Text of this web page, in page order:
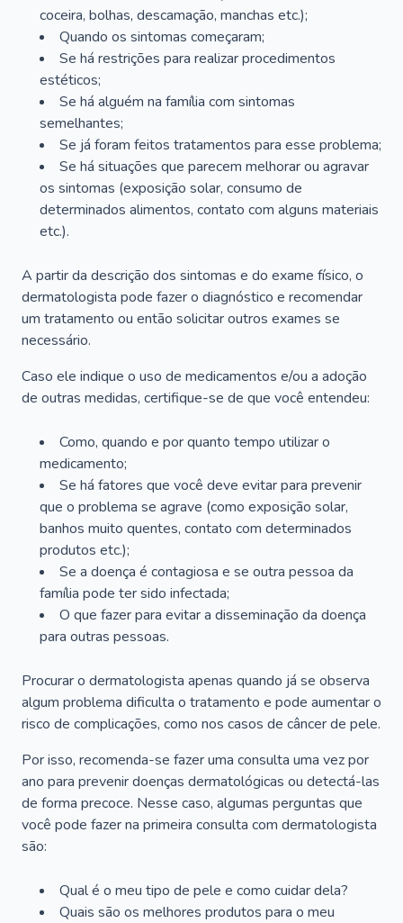
coceira, bolhas, descamação, manchas etc.);
Quando os sintomas começaram;
Se há restrições para realizar procedimentos
estéticos;
Se há alguém na família com sintomas
semelhantes;
Se já foram feitos tratamentos para esse problema;
Se há situações que parecem melhorar ou agravar
os sintomas (exposição solar, consumo de
determinados alimentos, contato com alguns materiais
etc.).
A partir da descrição dos sintomas e do exame físico, o
dermatologista pode fazer o diagnóstico e recomendar
um tratamento ou então solicitar outros exames se
necessário.
Caso ele indique o uso de medicamentos e/ou a adoção
de outras medidas, certifique-se de que você entendeu:
Como, quando e por quanto tempo utilizar o
medicamento;
Se há fatores que você deve evitar para prevenir
que o problema se agrave (como exposição solar,
banhos muito quentes, contato com determinados
produtos etc.);
Se a doença é contagiosa e se outra pessoa da
família pode ter sido infectada;
O que fazer para evitar a disseminação da doença
para outras pessoas.
Procurar o dermatologista apenas quando já se observa
algum problema dificulta o tratamento e pode aumentar o
risco de complicações, como nos casos de câncer de pele.
Por isso, recomenda-se fazer uma consulta uma vez por
ano para prevenir doenças dermatológicas ou detectá-las
de forma precoce. Nesse caso, algumas perguntas que
você pode fazer na primeira consulta com dermatologista
são:
Qual é o meu tipo de pele e como cuidar dela?
Quais são os melhores produtos para o meu